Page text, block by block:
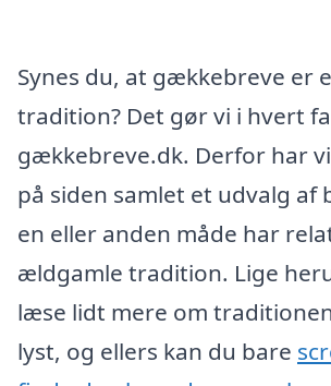
Synes du, at gækkebreve er
tradition? Det gør vi i hvert
gækkebreve.dk. Derfor har
på siden samlet et udvalg af
en eller anden måde har
ældgamle tradition. Lige
læse lidt mere om
lyst, og ellers kan du bare